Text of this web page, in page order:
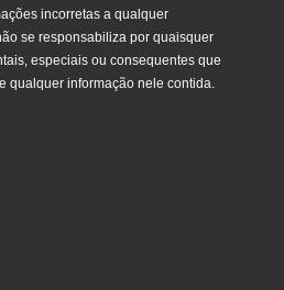
incorretas a qualquer
se responsabiliza por quaisquer
especiais ou consequentes que
qualquer informação nele contida.